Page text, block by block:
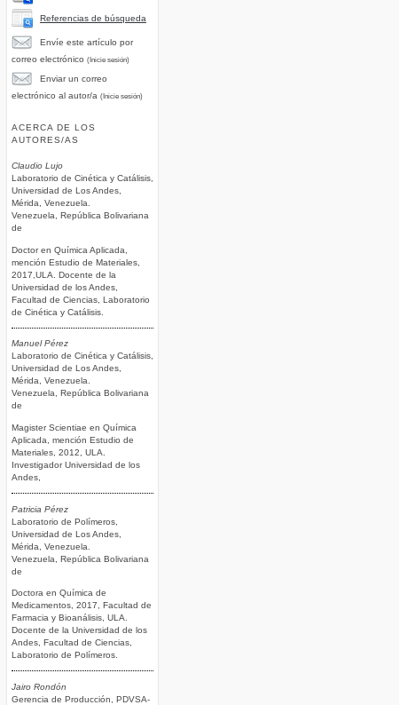
Referencias de búsqueda
Envíe este artículo por
correo electrónico (Inicie sesión)
Enviar un correo
electrónico al autor/a (Inicie sesión)
ACERCA DE LOS
AUTORES/AS
Claudio Lujo
Laboratorio de Cinética y Catálisis,
Universidad de Los Andes,
Mérida, Venezuela.
Venezuela, República Bolivariana
de
Doctor en Química Aplicada,
mención Estudio de Materiales,
2017,ULA. Docente de la
Universidad de los Andes,
Facultad de Ciencias, Laboratorio
de Cinética y Catálisis.
Manuel Pérez
Laboratorio de Cinética y Catálisis,
Universidad de Los Andes,
Mérida, Venezuela.
Venezuela, República Bolivariana
de
Magister Scientiae en Química
Aplicada, mención Estudio de
Materiales, 2012, ULA.
Investigador Universidad de los
Andes,
Patricia Pérez
Laboratorio de Polímeros,
Universidad de Los Andes,
Mérida, Venezuela.
Venezuela, República Bolivariana
de
Doctora en Química de
Medicamentos, 2017, Facultad de
Farmacia y Bioanálisis, ULA.
Docente de la Universidad de los
Andes, Facultad de Ciencias,
Laboratorio de Polímeros.
Jairo Rondón
Gerencia de Producción, PDVSA-